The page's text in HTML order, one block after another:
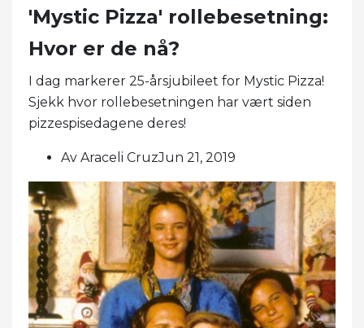
'Mystic Pizza' rollebesetning:
Hvor er de nå?
I dag markerer 25-årsjubileet for Mystic Pizza!
Sjekk hvor rollebesetningen har vært siden
pizzespisedagene deres!
Av Araceli CruzJun 21, 2019